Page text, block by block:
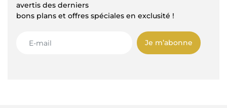
avertis des derniers
bons plans et offres spéciales en exclusité !
Je m’abonne